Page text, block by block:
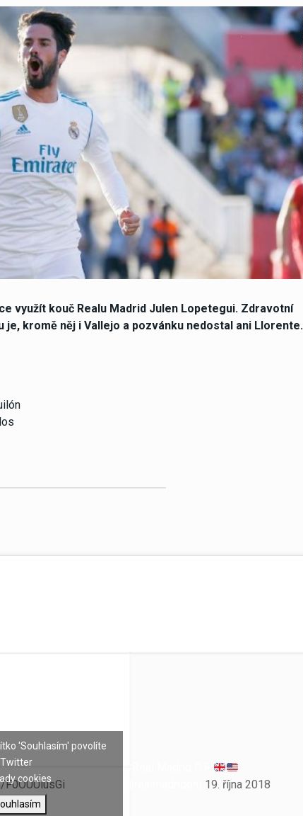
využít kouč Realu Madrid Julen Lopetegui. Zdravotní
kromě něj i Vallejo a pozvánku nedostal ani Llorente.
19. října 2018
'Souhlasím' povolíte
Twitter
cookies